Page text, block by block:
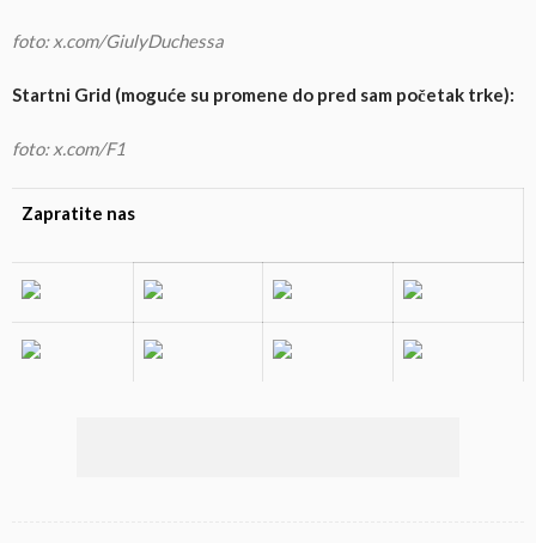
foto: x.com/GiulyDuchessa
Startni Grid (moguće su promene do pred sam početak trke):
foto: x.com/F1
Zapratite nas